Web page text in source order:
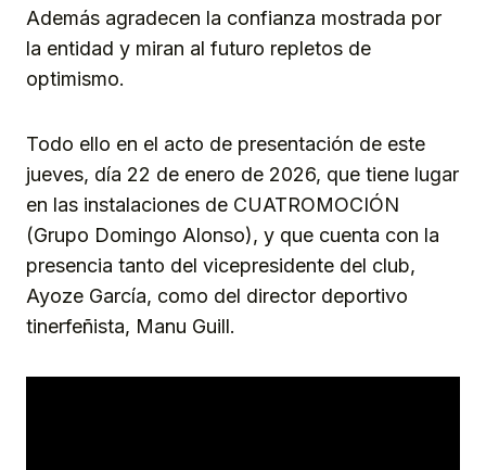
Además agradecen la confianza mostrada por
la entidad y miran al futuro repletos de
optimismo.
Todo ello en el acto de presentación de este
jueves, día 22 de enero de 2026, que tiene lugar
en las instalaciones de CUATROMOCIÓN
(Grupo Domingo Alonso), y que cuenta con la
presencia tanto del vicepresidente del club,
Ayoze García, como del director deportivo
tinerfeñista, Manu Guill.